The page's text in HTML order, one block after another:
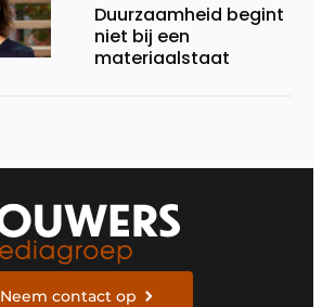
Duurzaamheid begint
niet bij een
materiaalstaat
contact op